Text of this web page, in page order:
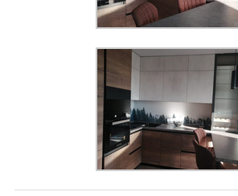
Увеличить
Панель КМ 470